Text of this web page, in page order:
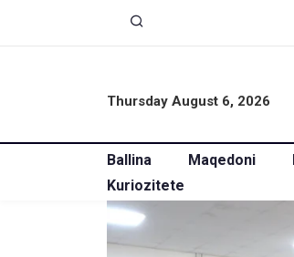
Thursday August 6, 2026
Ballina Maqedoni
Kuriozitete